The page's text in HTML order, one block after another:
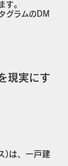
す。
グラムのDM
現実にす
)は、一戸建